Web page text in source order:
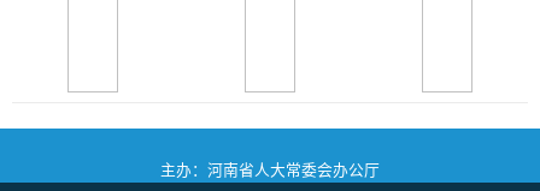
主办：河南省人大常委会办公厅